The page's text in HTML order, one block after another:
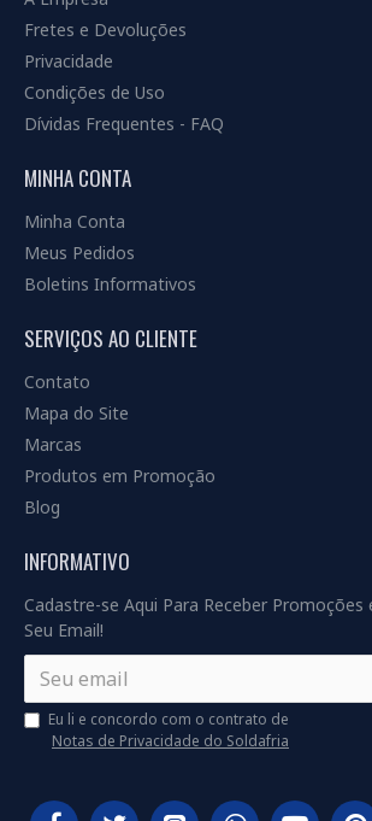
Fretes e Devoluções
Privacidade
Condições de Uso
Dívidas Frequentes - FAQ
MINHA CONTA
Minha Conta
Meus Pedidos
Boletins Informativos
SERVIÇOS AO CLIENTE
Contato
Mapa do Site
Marcas
Produtos em Promoção
Blog
INFORMATIVO
Cadastre-se Aqui Para Receber Promoções
Seu Email!
Eu li e concordo com o contrato de
Notas de Privacidade do Soldafria